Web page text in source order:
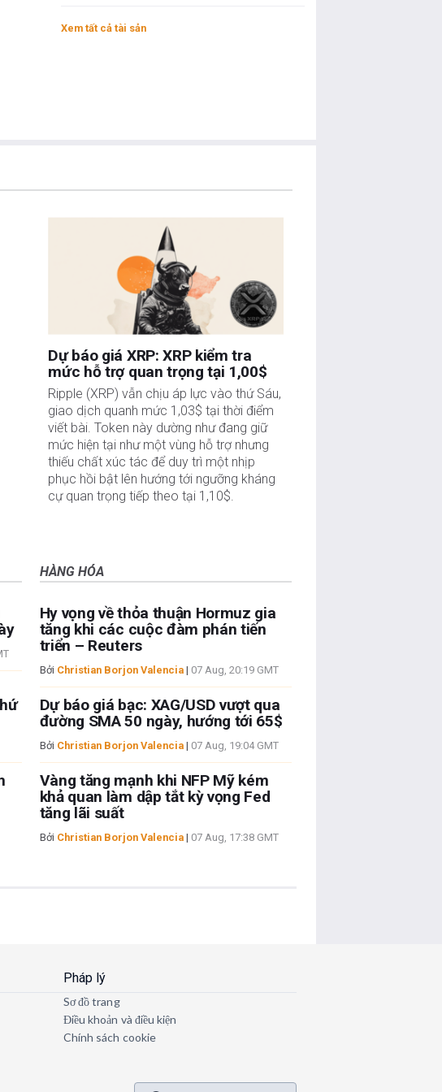
Xem tất cả tài sản
Dự báo giá XRP: XRP kiểm tra
mức hỗ trợ quan trọng tại 1,00$
Ripple (XRP) vẫn chịu áp lực vào thứ Sáu,
giao dịch quanh mức 1,03$ tại thời điểm
viết bài. Token này dường như đang giữ
mức hiện tại như một vùng hỗ trợ nhưng
thiếu chất xúc tác để duy trì một nhịp
phục hồi bật lên hướng tới ngưỡng kháng
cự quan trọng tiếp theo tại 1,10$.
HÀNG HÓA
Hy vọng về thỏa thuận Hormuz gia
tăng khi các cuộc đàm phán tiến
triển – Reuters
Bởi Christian Borjon Valencia| 07 Aug, 20:19 GMT
Dự báo giá bạc: XAG/USD vượt qua
đường SMA 50 ngày, hướng tới 65$
Bởi Christian Borjon Valencia| 07 Aug, 19:04 GMT
Vàng tăng mạnh khi NFP Mỹ kém
khả quan làm dập tắt kỳ vọng Fed
tăng lãi suất
Bởi Christian Borjon Valencia| 07 Aug, 17:38 GMT
Pháp lý
Sơ đồ trang
Điều khoản và điều kiện
Chính sách cookie